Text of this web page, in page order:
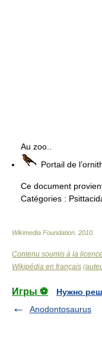
Au zoo..
Portail de
Ce document
Catégories :
Wikimedia Foundation 2010
Contenu soumis à la
Wikipédia en français (
Игры ⚽
Нужно
Anodontosaurus